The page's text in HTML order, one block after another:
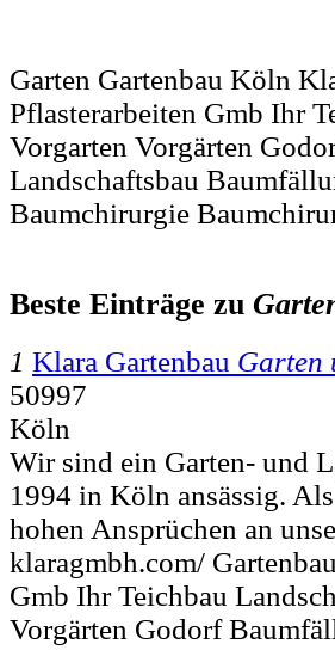
Garten Gartenbau Köln
Pflasterarbeiten Gmb Ihr
Vorgarten Vorgärten
Landschaftsbau
Baumchirurgie
Beste Einträge zu
1 Klara Gartenbau Garten
50997
Köln
Wir sind ein Garten- und
1994 in Köln ansässig.
hohen Ansprüchen an
klaragmbh.com/
Gmb Ihr Teichbau
Vorgärten Godorf